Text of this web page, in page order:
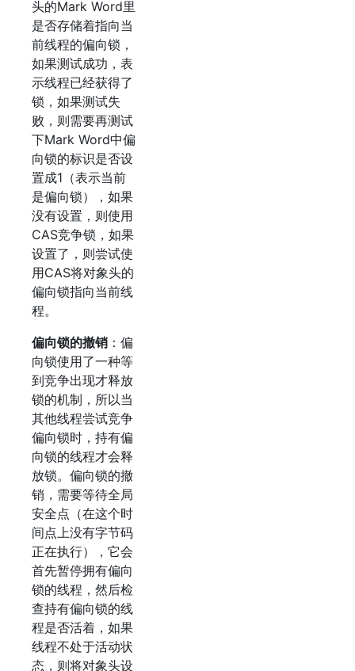
头的Mark Word里
是否存储着指向当
前线程的偏向锁，
如果测试成功，表
示线程已经获得了
锁，如果测试失
败，则需要再测试
下Mark Word中偏
向锁的标识是否设
置成1（表示当前
是偏向锁），如果
没有设置，则使用
CAS竞争锁，如果
设置了，则尝试使
用CAS将对象头的
偏向锁指向当前线
程。
偏向锁的撤销 ：偏
向锁使用了一种等
到竞争出现才释放
锁的机制，所以当
其他线程尝试竞争
偏向锁时，持有偏
向锁的线程才会释
放锁。偏向锁的撤
销，需要等待全局
安全点（在这个时
间点上没有字节码
正在执行），它会
首先暂停拥有偏向
锁的线程，然后检
查持有偏向锁的线
程是否活着，如果
线程不处于活动状
态，则将对象头设